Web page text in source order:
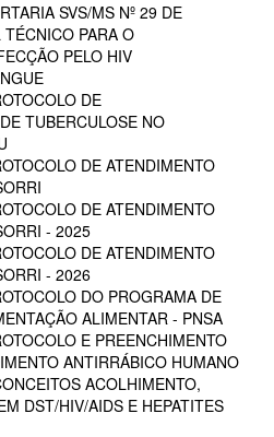
SVS/MS Nº 29 DE
PARA O
PELO HIV
DE
TUBERCULOSE NO
DE ATENDIMENTO
DE ATENDIMENTO
- 2025
DE ATENDIMENTO
- 2026
DO PROGRAMA DE
ALIMENTAR - PNSA
E PREENCHIMENTO
ANTIRRÁBICO HUMANO
ACOLHIMENTO,
DST/HIV/AIDS E HEPATITES